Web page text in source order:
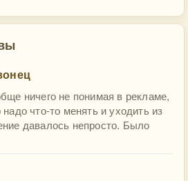
ничего не понимая в рекламе,
что-то менять и уходить из
давалось непросто. Было